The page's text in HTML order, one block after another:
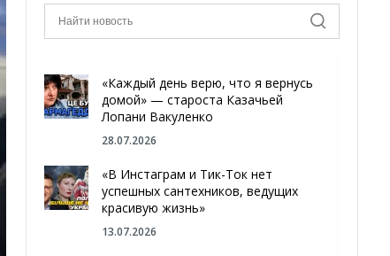
«Каждый день верю, что я вернусь
домой» — староста Казачьей
Лопани Вакуленко
28.07.2026
«В Инстаграм и Тик-Ток нет
успешных сантехников, ведущих
красивую жизнь»
13.07.2026